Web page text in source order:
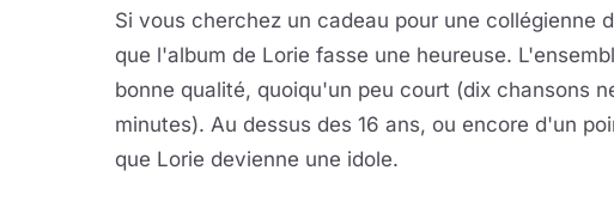
Si vous cherchez un cadeau pour une collégienne
que l'album de Lorie fasse une heureuse.
bonne qualité, quoiqu'un peu court (dix chansons
minutes). Au dessus des 16 ans, ou encore d'un
que Lorie devienne une idole.